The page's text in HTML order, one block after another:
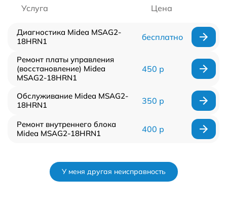
Услуга Цена
Диагностика Midea MSAG2-
18HRN1
бесплатно
Ремонт платы управления
(восстановление) Midea
MSAG2-18HRN1
450 р
Обслуживание Midea MSAG2-
18HRN1
350 р
Ремонт внутреннего блока
Midea MSAG2-18HRN1
400 р
У меня другая неисправность